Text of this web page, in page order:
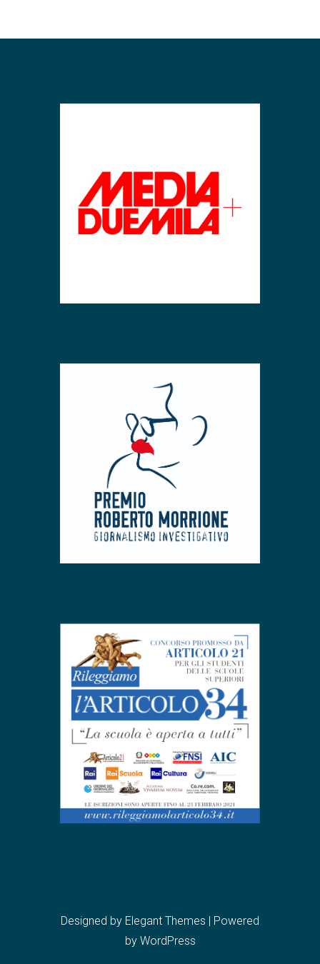
Designed by Elegant Themes | Powered
by WordPress